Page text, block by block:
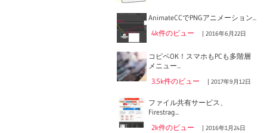
AnimateCCでPNGアニメーション...
4k件のビュー |2016年6月22日
コピペOK！スマホもPCも多階層
メニュー...
3.5k件のビュー |2017年9月12日
ファイル共有サービス、
Firestrag...
2k件のビュー |2016年1月24日